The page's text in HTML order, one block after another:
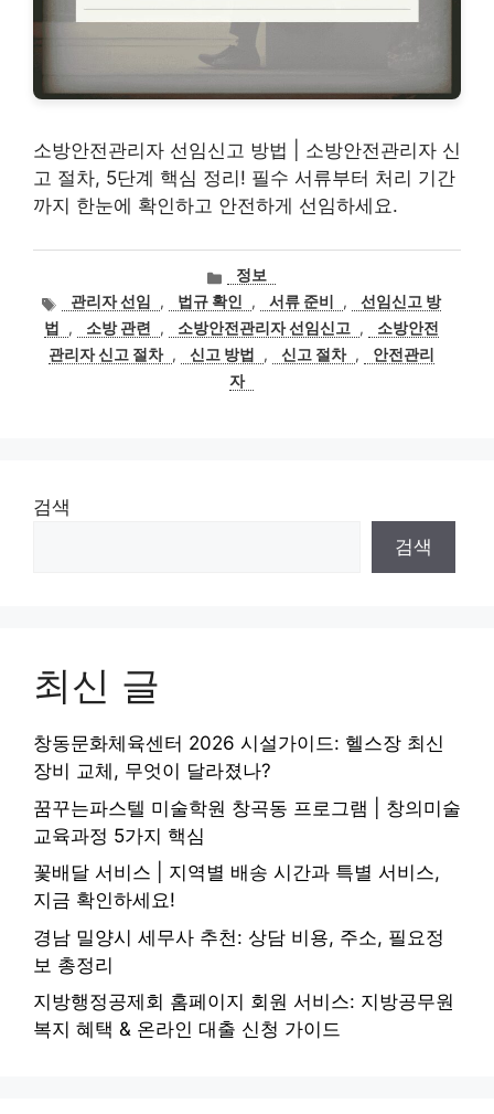
소방안전관리자 선임신고 방법 | 소방안전관리자 신
고 절차, 5단계 핵심 정리! 필수 서류부터 처리 기간
까지 한눈에 확인하고 안전하게 선임하세요.
카
테
고
리
정보
태관리자 선임 , 법규 확인 , 서류 준비 ,
선임신고 방
법
, 소방 관련 , 소방안전관리자 선임신고 ,
소방안전
관리자 신고 절차 , 신고 방법 , 신고 절차 ,
안전관리
자
검색
검색
최신 글
창동문화체육센터 2026 시설가이드: 헬스장 최신
장비 교체, 무엇이 달라졌나?
꿈꾸는파스텔 미술학원 창곡동 프로그램 | 창의미술
교육과정 5가지 핵심
꽃배달 서비스 | 지역별 배송 시간과 특별 서비스,
지금 확인하세요!
경남 밀양시 세무사 추천: 상담 비용, 주소, 필요정
보 총정리
지방행정공제회 홈페이지 회원 서비스: 지방공무원
복지 혜택 & 온라인 대출 신청 가이드